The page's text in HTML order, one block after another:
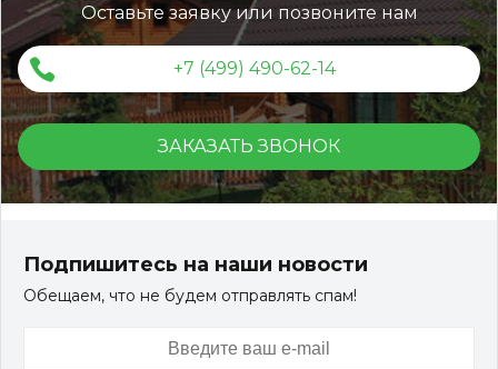
150*25*3000 мм
Оставьте заявку или позвоните нам
+7 (499) 490-62-14
ЗАКАЗАТЬ ЗВОНОК
Подпишитесь на наши новости
Обещаем, что не будем отправлять спам!